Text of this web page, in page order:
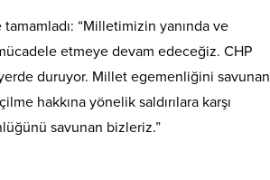
tamamladı: “Milletimizin yanında ve
etmeye devam edeceğiz. CHP
duruyor. Millet egemenliğini savunan
hakkına yönelik saldırılara karşı
savunan bizleriz.”